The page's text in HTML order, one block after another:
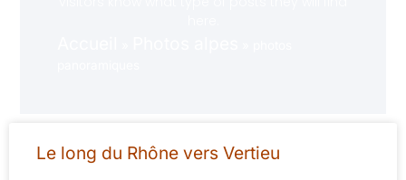
Le long du Rhône vers Vertieu